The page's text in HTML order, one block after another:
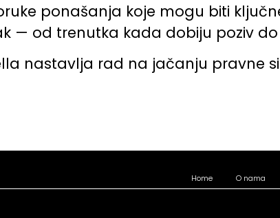
ponašanja koje mogu biti
— od trenutka kada dobiju poziv
nastavlja rad na jačanju pravne
Home O nama